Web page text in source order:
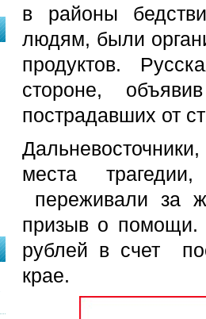
в районы
людям, были
продуктов.
стороне,
пострадавших от
места
переживали за
призыв о помощи.
рублей в счет
крае.